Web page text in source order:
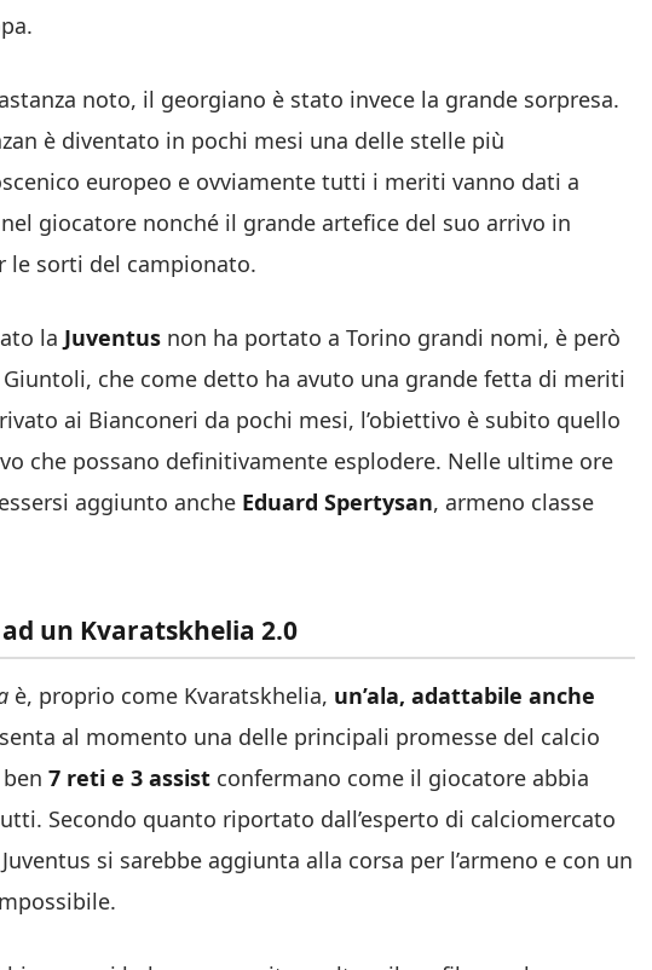
noto, il georgiano è stato invece la grande sorpresa.
è diventato in pochi mesi una delle stelle più
europeo e ovviamente tutti i meriti vanno dati a
giocatore nonché il grande artefice del suo arrivo in
le sorti del campionato.
la Juventus non ha portato a Torino grandi nomi, è però
che come detto ha avuto una grande fetta di meriti
ai Bianconeri da pochi mesi, l’obiettivo è subito quello
che possano definitivamente esplodere. Nelle ultime ore
aggiunto anche Eduard Spertysan, armeno classe
un Kvaratskhelia 2.0
è, proprio come Kvaratskhelia, un’ala, adattabile anche
al momento una delle principali promesse del calcio
7 reti e 3 assist confermano come il giocatore abbia
Secondo quanto riportato dall’esperto di calciomercato
si sarebbe aggiunta alla corsa per l’armeno e con un